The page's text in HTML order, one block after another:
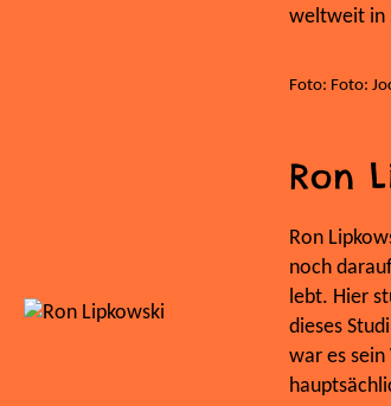
weltweit in
Foto: Foto:
Ron
Ron
noch
lebt. Hier
dieses
war es